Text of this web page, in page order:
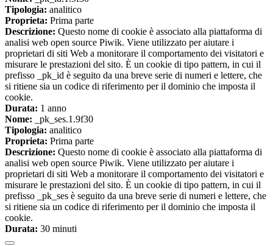
Tipologia: analitico
Proprieta: Prima parte
Descrizione: Questo nome di cookie è associato alla piattaforma di
analisi web open source Piwik. Viene utilizzato per aiutare i
proprietari di siti Web a monitorare il comportamento dei visitatori e
misurare le prestazioni del sito. È un cookie di tipo pattern, in cui il
prefisso _pk_id è seguito da una breve serie di numeri e lettere, che
si ritiene sia un codice di riferimento per il dominio che imposta il
cookie.
Durata: 1 anno
Nome: _pk_ses.1.9f30
Tipologia: analitico
Proprieta: Prima parte
Descrizione: Questo nome di cookie è associato alla piattaforma di
analisi web open source Piwik. Viene utilizzato per aiutare i
proprietari di siti Web a monitorare il comportamento dei visitatori e
misurare le prestazioni del sito. È un cookie di tipo pattern, in cui il
prefisso _pk_ses è seguito da una breve serie di numeri e lettere, che
si ritiene sia un codice di riferimento per il dominio che imposta il
cookie.
Durata: 30 minuti